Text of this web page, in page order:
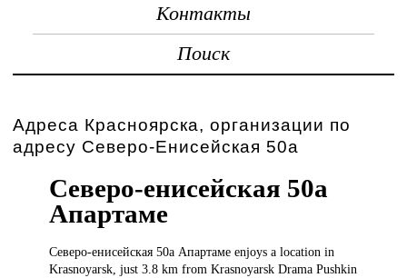
Контакты
Поиск
Адреса Красноярска, организации по
адресу Северо-Енисейская 50а
Северо-енисейская 50а
Апартаме
Северо-енисейская 50аАпартаме enjoys a location in
Krasnoyarsk, just 3.8 km from Krasnoyarsk Drama Pushkin